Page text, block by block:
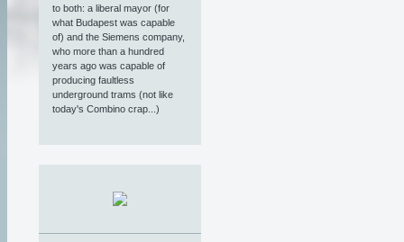
to both: a liberal mayor (for
what Budapest was capable
of) and the Siemens company,
who more than a hundred
years ago was capable of
producing faultless
underground trams (not like
today's Combino crap...)